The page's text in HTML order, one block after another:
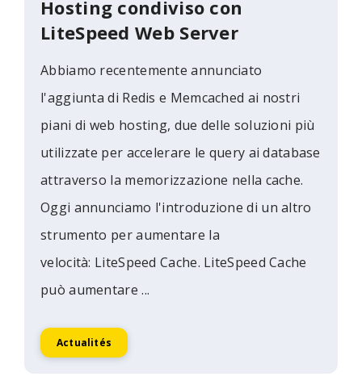
Hosting condiviso con
LiteSpeed Web Server
Abbiamo recentemente annunciato
l'aggiunta di Redis e Memcached ai nostri
piani di web hosting, due delle soluzioni più
utilizzate per accelerare le query ai database
attraverso la memorizzazione nella cache.
Oggi annunciamo l'introduzione di un altro
strumento per aumentare la
velocità: LiteSpeed Cache. LiteSpeed Cache
può aumentare ...
Actualités